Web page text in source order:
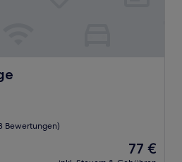
Bewertungen)
Der
Preis
77 €